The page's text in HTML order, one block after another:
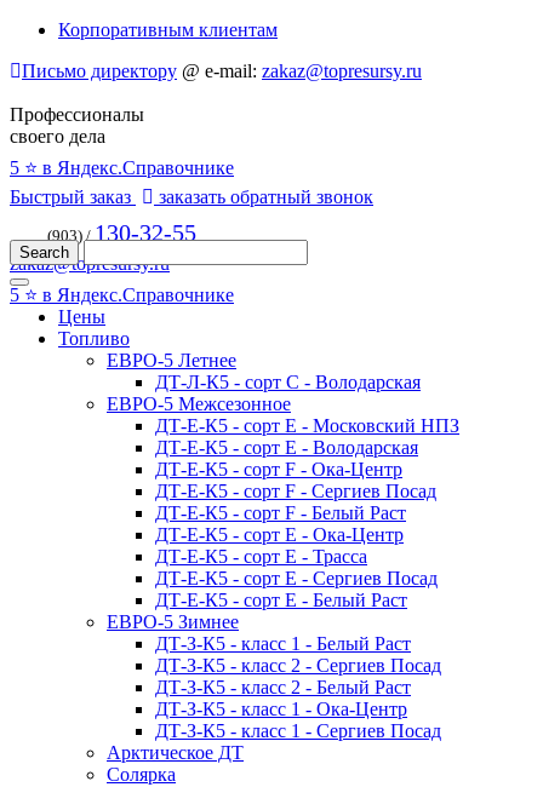
Корпоративным клиентам
Письмо директору @ e-mail: zakaz@topresursy.ru
Профессионалы
своего дела
5 ⭐️ в Яндекс.Справочнике
Быстрый заказ
заказать обратный звонок
(903) /130-32-55
zakaz@topresursy.ru
5 ⭐️ в Яндекс.Справочнике
Цены
Топливо
ЕВРО-5 Летнее
ДТ-Л-К5 - сорт С - Володарская
ЕВРО-5 Межсезонное
ДТ-Е-К5 - сорт E - Московский НПЗ
ДТ-Е-К5 - сорт E - Володарская
ДТ-Е-К5 - сорт F - Ока-Центр
ДТ-Е-К5 - сорт F - Сергиев Посад
ДТ-Е-К5 - сорт F - Белый Раст
ДТ-Е-К5 - сорт E - Ока-Центр
ДТ-Е-К5 - сорт E - Трасса
ДТ-Е-К5 - сорт E - Сергиев Посад
ДТ-Е-К5 - сорт E - Белый Раст
ЕВРО-5 Зимнее
ДТ-З-К5 - класс 1 - Белый Раст
ДТ-З-К5 - класс 2 - Сергиев Посад
ДТ-З-К5 - класс 2 - Белый Раст
ДТ-З-К5 - класс 1 - Ока-Центр
ДТ-З-К5 - класс 1 - Сергиев Посад
Арктическое ДТ
Солярка